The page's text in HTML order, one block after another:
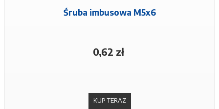
Śruba imbusowa M5x6
0,62 zł
KUP TERAZ